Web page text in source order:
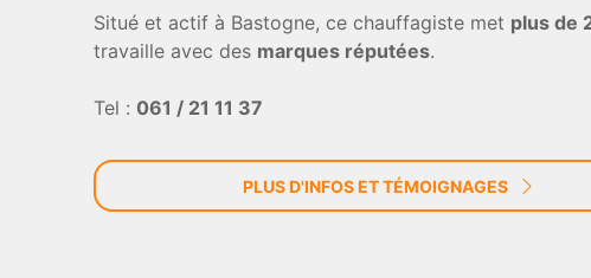
Situé et actif à Bastogne, ce chauffagiste met plus de
travaille avec des marques réputées.
Tel : 061 / 21 11 37
PLUS D'INFOS ET TÉMOIGNAGES